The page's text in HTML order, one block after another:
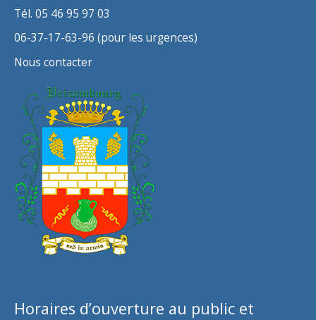
Tél. 05 46 95 97 03
06-37-17-63-96 (pour les urgences)
Nous contacter
Horaires d’ouverture au public et